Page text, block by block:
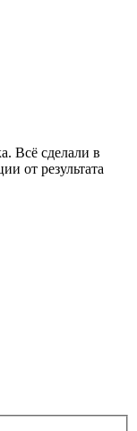
Всё сделали в
от результата